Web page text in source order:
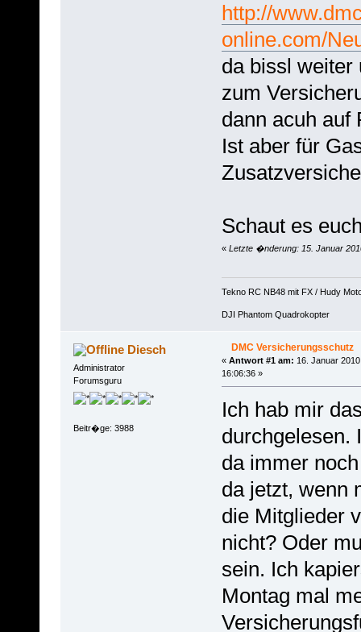
http://
online.com/
da bissl weiter
zum
dann acuh auf
Ist aber für
Schaut es
« Letzte �nderung: 15. Januar
Tekno RC NB48 mit FX / Hudy
DJI Phantom Quadrokopter
Diesch
Administrator
Forumsguru
Beitr�ge: 3988
DMC Versicherungsschutz
« Antwort #1 am: 16. Januar
16:06:36 »
Ich hab mir
durchgelesen.
da immer
da jetzt, wenn
die Mitglieder
nicht? Oder
sein. Ich
Montag mal